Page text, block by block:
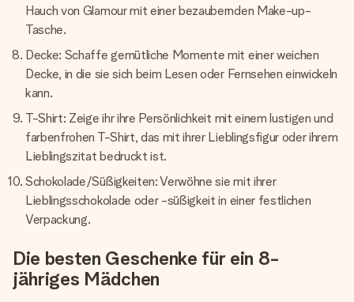
Hauch von Glamour mit einer bezaubernden Make-up-
Tasche.
Decke: Schaffe gemütliche Momente mit einer weichen
Decke, in die sie sich beim Lesen oder Fernsehen einwickeln
kann.
T-Shirt: Zeige ihr ihre Persönlichkeit mit einem lustigen und
farbenfrohen T-Shirt, das mit ihrer Lieblingsfigur oder ihrem
Lieblingszitat bedruckt ist.
Schokolade/Süßigkeiten: Verwöhne sie mit ihrer
Lieblingsschokolade oder -süßigkeit in einer festlichen
Verpackung.
Die besten Geschenke für ein 8-
jähriges Mädchen